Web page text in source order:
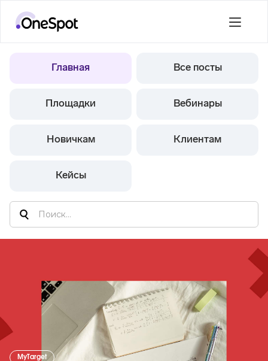
Главная Все посты
Площадки Вебинары
Новичкам Клиентам
Кейсы
MyTarget